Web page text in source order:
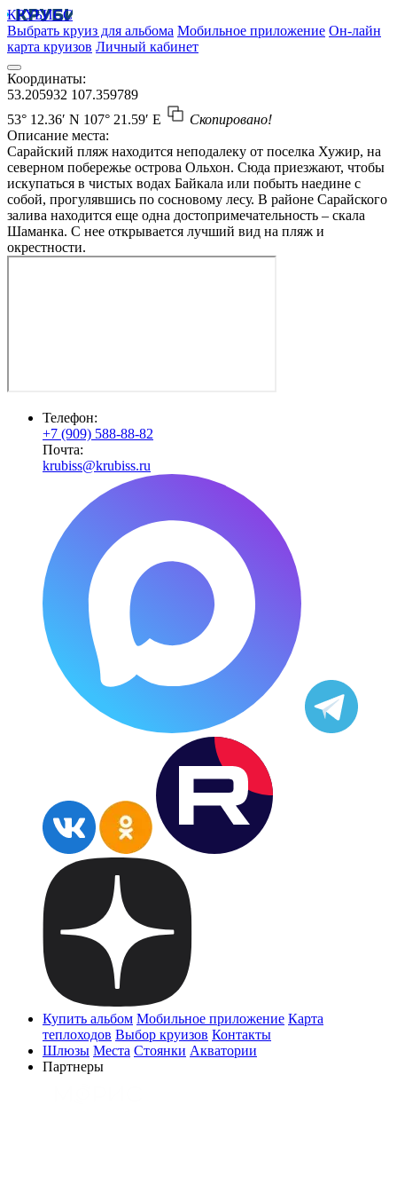
КРУБИСС
Выбрать круиз для альбома Мобильное приложение Он-лайн
карта круизов Личный кабинет
Координаты:
53.205932 107.359789
53° 12.36′ N 107° 21.59′ E
Скопировано!
Описание места:
Сарайский пляж находится неподалеку от поселка Хужир, на
северном побережье острова Ольхон. Сюда приезжают, чтобы
искупаться в чистых водах Байкала или побыть наедине с
собой, прогулявшись по сосновому лесу. В районе Сарайского
залива находится еще одна достопримечательность ‒ скала
Шаманка. С нее открывается лучший вид на пляж и
окрестности.
Телефон:
+7 (909) 588-88-82
Почта:
krubiss@krubiss.ru
Купить альбом Мобильное приложение Карта
теплоходов Выбор круизов Контакты
Шлюзы Места Стоянки Акватории
Партнеры